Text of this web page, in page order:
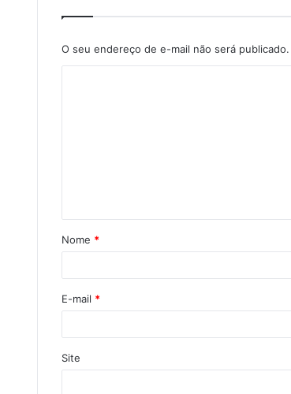
O seu endereço de e-mail não será publicado.
Nome *
E-mail *
Site